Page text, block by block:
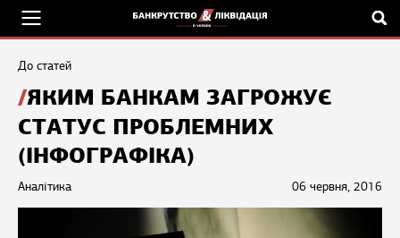
До статей
ЯКИМ БАНКАМ ЗАГРОЖУЄ
СТАТУС ПРОБЛЕМНИХ
(ІНФОГРАФІКА)
06 червня, 2016
Аналітика